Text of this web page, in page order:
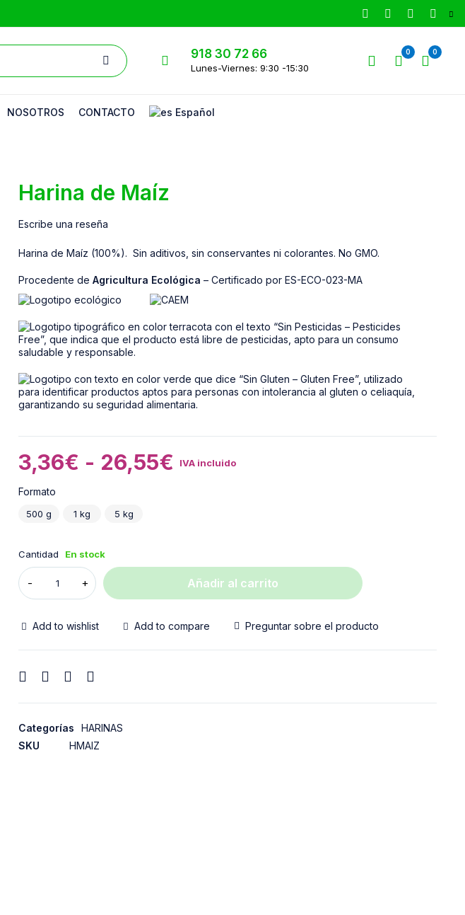
918 30 72 66
Lunes-Viernes: 9:30 -15:30
0 0
NOSOTROS CONTACTO Español
Harina de Maíz
Escribe una reseña
Harina de Maíz (100%). Sin aditivos, sin conservantes ni colorantes. No GMO.
Procedente de Agricultura Ecológica – Certificado por ES-ECO-023-MA
3,36€ - 26,55€ IVA incluido
Formato
500 g 1 kg 5 kg
Cantidad En stock
Añadir al carrito
Add to wishlist Add to compare Preguntar sobre el producto
Categorías
HARINAS
SKU
HMAIZ